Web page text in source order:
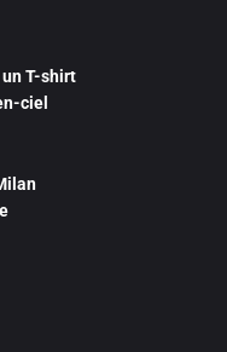
T-shirt
ciel